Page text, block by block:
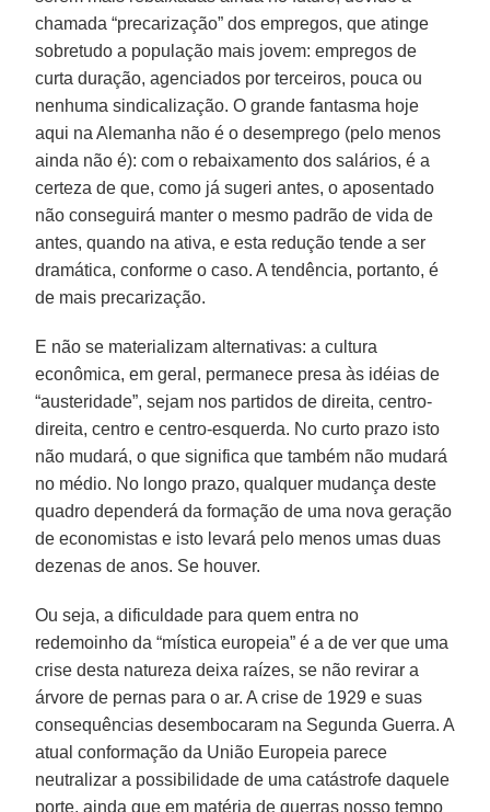
chamada “precarização” dos empregos, que atinge
sobretudo a população mais jovem: empregos de
curta duração, agenciados por terceiros, pouca ou
nenhuma sindicalização. O grande fantasma hoje
aqui na Alemanha não é o desemprego (pelo menos
ainda não é): com o rebaixamento dos salários, é a
certeza de que, como já sugeri antes, o aposentado
não conseguirá manter o mesmo padrão de vida de
antes, quando na ativa, e esta redução tende a ser
dramática, conforme o caso. A tendência, portanto, é
de mais precarização.
E não se materializam alternativas: a cultura
econômica, em geral, permanece presa às idéias de
“austeridade”, sejam nos partidos de direita, centro-
direita, centro e centro-esquerda. No curto prazo isto
não mudará, o que significa que também não mudará
no médio. No longo prazo, qualquer mudança deste
quadro dependerá da formação de uma nova geração
de economistas e isto levará pelo menos umas duas
dezenas de anos. Se houver.
Ou seja, a dificuldade para quem entra no
redemoinho da “mística europeia” é a de ver que uma
crise desta natureza deixa raízes, se não revirar a
árvore de pernas para o ar. A crise de 1929 e suas
consequências desembocaram na Segunda Guerra. A
atual conformação da União Europeia parece
neutralizar a possibilidade de uma catástrofe daquele
porte, ainda que em matéria de guerras nosso tempo